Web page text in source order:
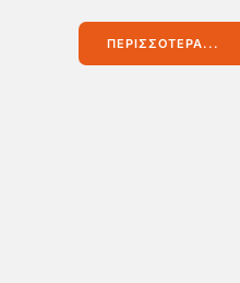
ΠΕΡΙΣΣΌΤΕΡΑ...